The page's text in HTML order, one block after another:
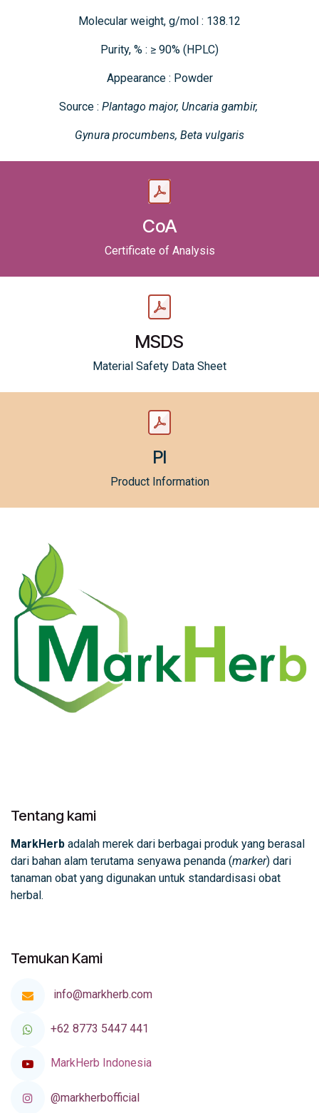
Molecular weight, g/mol : 138.12
Purity, % : ≥ 90% (HPLC)
Appearance : Powder
Source : Plantago major, Uncaria gambir,
Gynura procumbens, Beta vulgaris
CoA
Certificate of Analysis
MSDS
Material Safety Data Sheet
PI
Product Information
Tentang kami
MarkHerb adalah merek dari berbagai produk yang berasal
dari bahan alam terutama senyawa penanda (marker) dari
tanaman obat yang digunakan untuk standardisasi obat
herbal.
Temukan Kami
info@markherb.com
+62 8773 5447 441
MarkHerb Indonesia
@markherbofficial